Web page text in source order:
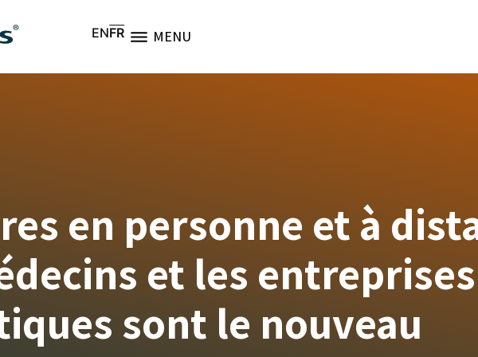
ENFR MENU
en personne et à
et les entreprises
sont le nouveau